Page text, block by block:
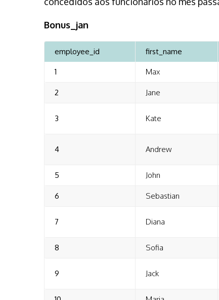
Bonus_jan
employee_id first_name
1 Max
2 Jane
3 Kate
4 Andrew
5 John
6 Sebastian
7 Diana
8 Sofia
9 Jack